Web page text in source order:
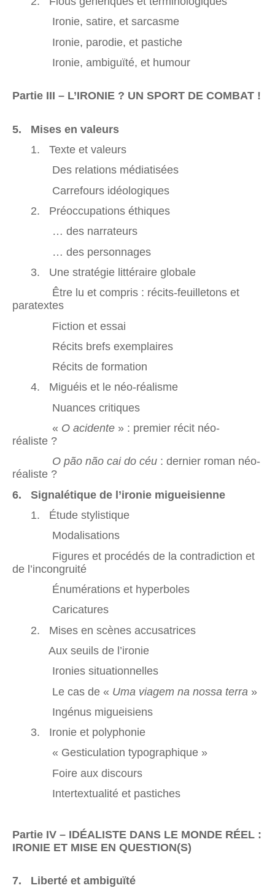
Ironie, satire, et sarcasme
Ironie, parodie, et pastiche
Ironie, ambiguïté, et humour
Partie III – L’IRONIE ? UN SPORT DE COMBAT !
5. Mises en valeurs
1. Texte et valeurs
Des relations médiatisées
Carrefours idéologiques
2. Préoccupations éthiques
… des narrateurs
… des personnages
3. Une stratégie littéraire globale
Être lu et compris : récits-feuilletons et
paratextes
Fiction et essai
Récits brefs exemplaires
Récits de formation
4. Miguéis et le néo-réalisme
Nuances critiques
« O acidente » : premier récit néo-
réaliste ?
O pão não cai do céu : dernier roman néo-
réaliste ?
6. Signalétique de l’ironie migueisienne
1. Étude stylistique
Modalisations
Figures et procédés de la contradiction et
de l’incongruité
Énumérations et hyperboles
Caricatures
2. Mises en scènes accusatrices
Aux seuils de l’ironie
Ironies situationnelles
Le cas de « Uma viagem na nossa terra »
Ingénus migueisiens
3. Ironie et polyphonie
« Gesticulation typographique »
Foire aux discours
Intertextualité et pastiches
Partie IV – IDÉALISTE DANS LE MONDE RÉEL :
IRONIE ET MISE EN QUESTION(S)
7. Liberté et ambiguïté